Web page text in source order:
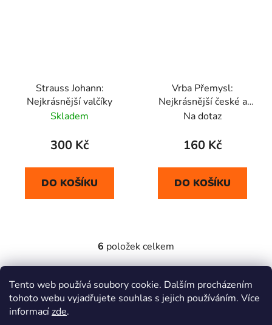
Tento web používá soubory cookie. Dalším procházením
tohoto webu vyjadřujete souhlas s jejich používáním. Více
informacízde.
Strauss Johann:
Nejkrásnější valčíky
Skladem
300 Kč
DO KOŠÍKU
Vrba Přemysl:
Nejkrásnější české a
moravské koledy
Na dotaz
160 Kč
DO KOŠÍKU
O
v
l
á
d
6 položek celkem
Informace pro vás